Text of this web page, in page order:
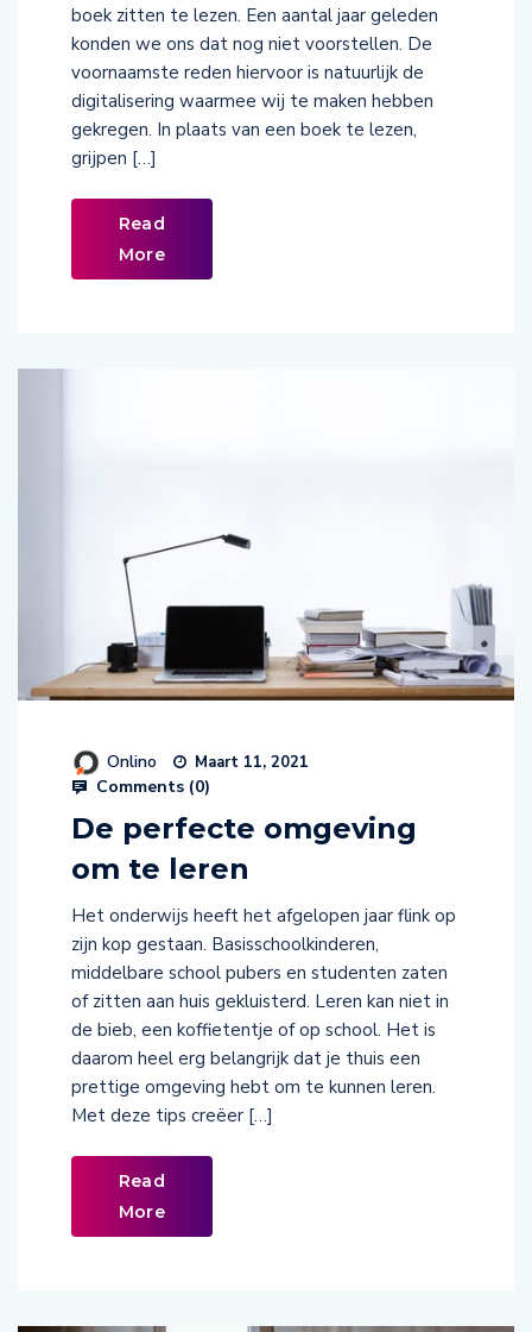
boek zitten te lezen. Een aantal jaar geleden
konden we ons dat nog niet voorstellen. De
voornaamste reden hiervoor is natuurlijk de
digitalisering waarmee wij te maken hebben
gekregen. In plaats van een boek te lezen,
grijpen […]
Read
More
Onlino Maart 11, 2021
Comments (0)
De perfecte omgeving
om te leren
Het onderwijs heeft het afgelopen jaar flink op
zijn kop gestaan. Basisschoolkinderen,
middelbare school pubers en studenten zaten
of zitten aan huis gekluisterd. Leren kan niet in
de bieb, een koffietentje of op school. Het is
daarom heel erg belangrijk dat je thuis een
prettige omgeving hebt om te kunnen leren.
Met deze tips creëer […]
Read
More